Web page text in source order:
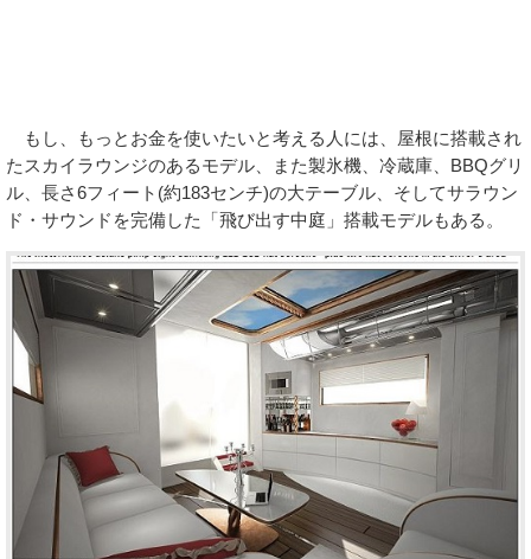
もし、もっとお金を使いたいと考える人には、屋根に搭載され
たスカイラウンジのあるモデル、また製氷機、冷蔵庫、BBQグリ
ル、長さ6フィート(約183センチ)の大テーブル、そしてサラウン
ド・サウンドを完備した「飛び出す中庭」搭載モデルもある。